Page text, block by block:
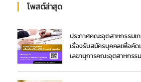
โพสต์ล่าสุด
ประกาศคณะอุตสาหกรรมเ
เรื่องรับสมัครบุคคลเพื่อคัด
เลขานุการคณะอุตสาหกรร